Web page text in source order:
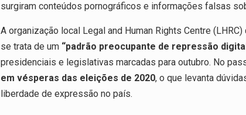
surgiram conteúdos pornográficos e informações falsas
A organização local Legal and Human Rights Centre
se trata de um “padrão preocupante de repressão
presidenciais e legislativas marcadas para outubro. No
em vésperas das eleições de 2020, o que levanta
liberdade de expressão no país.